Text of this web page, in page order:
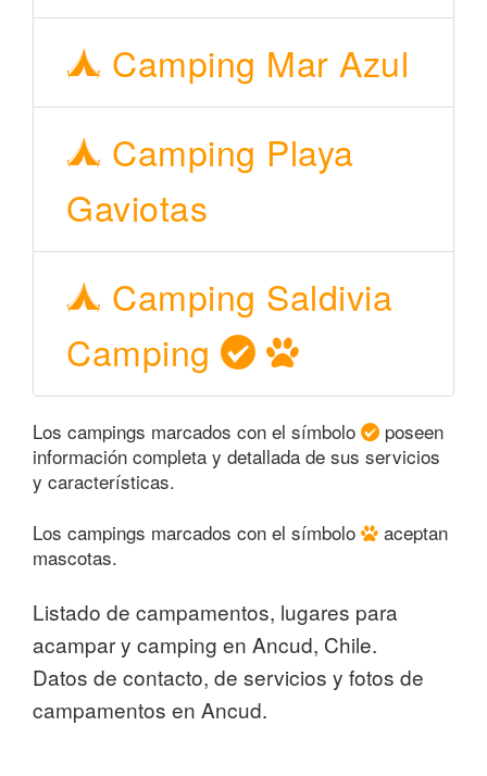
Camping Mar Azul
Camping Playa
Gaviotas
Camping Saldivia
Camping
Los campings marcados con el símbolo
poseen
información completa y detallada de sus servicios
y características.
Los campings marcados con el símbolo
aceptan
mascotas.
Listado de campamentos, lugares para
acampar y camping en Ancud, Chile.
Datos de contacto, de servicios y fotos de
campamentos en Ancud.